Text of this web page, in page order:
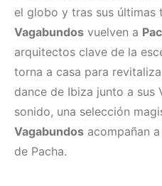
el globo y tras sus últimas
Vagabundos vuelven a
arquitectos clave de la
torna a casa para
dance de Ibiza junto a sus
sonido, una selección
Vagabundos acompañan
de Pacha.